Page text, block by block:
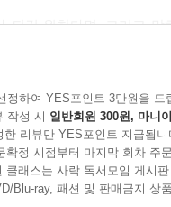
금 두 사람씩 짝을 이뤄
내는 것이다. 이때 자주 이
함께 살 수가 있어요? 너
유는 곧 싫증나는 법이에
요. 주택담보대출이며 청
흥청망청 파티가 밤마다
교묘하게 나를 조종하려
양보나 인내만을 중시할
일 만하다. 저자 샘 혼은
루는가 하면 “지루함을
해 설명해주기도 한다. 말
되길 원한다면, 그리고
정하여 YES포인트 3만원을 드
작성 시 일반회원 300원, 마니
리뷰만 YES포인트 지급됩니
확정 시점부터 마지막 회차 주
클래스는 사락 독서모임 게시
Blu-ray, 패션 및 판매금지 상